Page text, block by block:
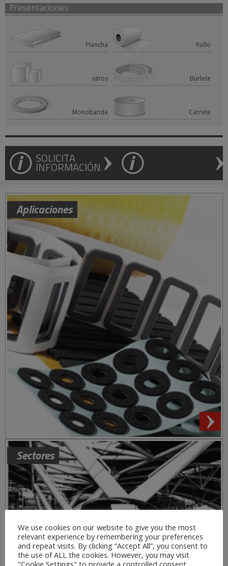
Presentaciones
Plancha Rollo
otros Burlete
Monobanda Carrete
SOLICITA
INFORMACIÓN
Aplicaciones
Sectores
We use cookies on our website to give you the most
relevant experience by remembering your preferences
and repeat visits. By clicking “Accept All”, you consent to
the use of ALL the cookies. However, you may visit
"Cookie Settings" to provide a controlled consent.